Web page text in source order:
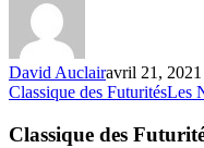
David Auclairavril 21, 2021
Classique des FuturitésLes
Classique des